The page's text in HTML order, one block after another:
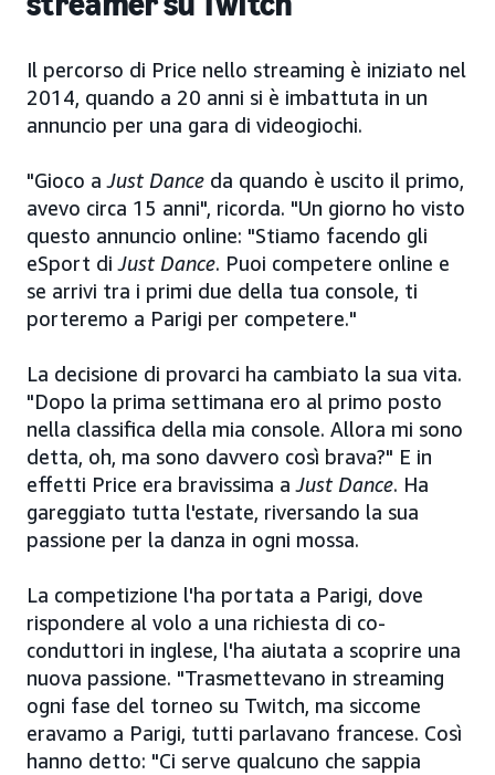
Il percorso di Price nello streaming è iniziato nel
2014, quando a 20 anni si è imbattuta in un
annuncio per una gara di videogiochi.
"Gioco aJust Dance da quando è uscito il primo,
avevo circa 15 anni", ricorda. "Un giorno ho visto
questo annuncio online: "Stiamo facendo gli
eSport diJust Dance. Puoi competere online e
se arrivi tra i primi due della tua console, ti
porteremo a Parigi per competere."
La decisione di provarci ha cambiato la sua vita.
"Dopo la prima settimana ero al primo posto
nella classifica della mia console. Allora mi sono
detta, oh, ma sono davvero così brava?" E in
effetti Price era bravissima aJust Dance. Ha
gareggiato tutta l'estate, riversando la sua
passione per la danza in ogni mossa.
La competizione l'ha portata a Parigi, dove
rispondere al volo a una richiesta di co-
conduttori in inglese, l'ha aiutata a scoprire una
nuova passione. "Trasmettevano in streaming
ogni fase del torneo su Twitch, ma siccome
eravamo a Parigi, tutti parlavano francese. Così
hanno detto: "Ci serve qualcuno che sappia